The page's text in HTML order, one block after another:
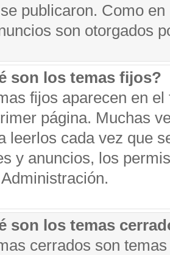
publicaron. Como
son otorgados
son los temas fijos?
fijos aparecen en
página. Muchas
leerlos cada vez que
y anuncios, los
son los temas
cerrados son